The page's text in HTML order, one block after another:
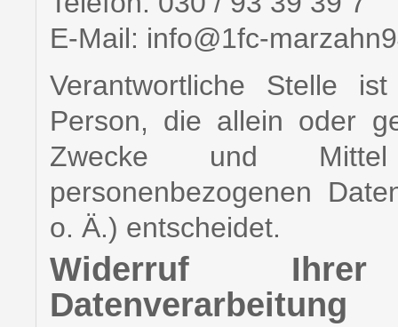
E-Mail: info@1fc-
Verantwortliche Stelle
Person, die allein oder
Zwecke und
personenbezogenen
o. Ä.) entscheidet.
Widerruf
Datenverarbeitung